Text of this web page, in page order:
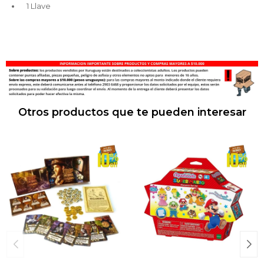
1 Llave
Otros productos que te pueden interesar